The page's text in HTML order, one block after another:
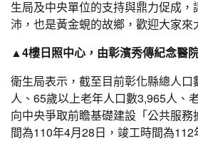
生局及中央單位的支持與鼎力促成
沛，也是黃金蜆的故鄉，歡迎大家來
▲4樓日照中心，由彰濱秀傳紀念醫
衛生局表示，截至目前彰化縣總人
人、65歲以上老年人口數3,965人、
向中央爭取前瞻基礎建設「公共服
間為110年4月28日，竣工時間為